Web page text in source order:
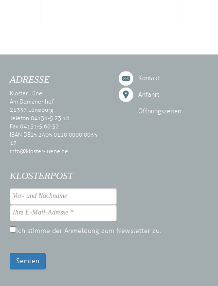
ADRESSE
Kloster Lüne
Am Domänenhof
21337 Lüneburg
Telefon 04131-5 23 18
Fax 04131-5 60 52
IBAN DE15 2405 0110 0000 0035
17
info@kloster-luene.de
Kontakt
Anfahrt
Öffnungszeiten
KLOSTERPOST
Ich stimme der Anmeldung zum Newsletter zu.
Senden